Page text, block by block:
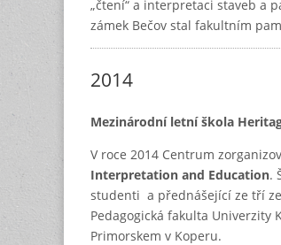
„čtení“ a interpretaci staveb a
zámek Bečov stal fakultním
2014
Mezinárodní letní škola
V roce 2014 Centrum
Interpretation and Education.
studenti a přednášející ze tří
Pedagogická fakulta Univerzity
Primorskem v Koperu.